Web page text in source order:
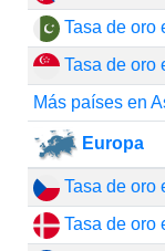
Tasa de oro
Tasa de oro
Más países en
Europa
Tasa de oro
Tasa de oro